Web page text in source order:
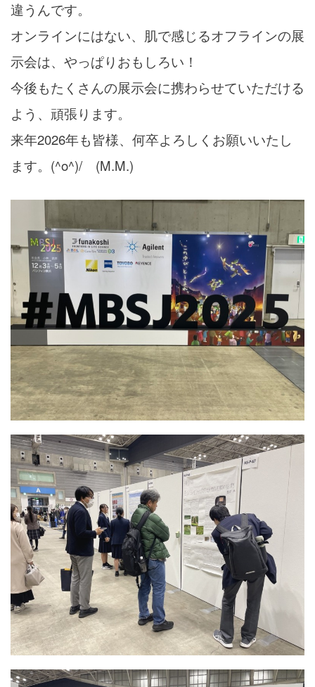
違うんです。
オンラインにはない、肌で感じるオフラインの展
示会は、やっぱりおもしろい！
今後もたくさんの展示会に携わらせていただける
よう、頑張ります。
来年2026年も皆様、何卒よろしくお願いいたし
ます。(^o^)/ (M.M.)